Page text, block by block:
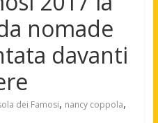
nomade
davanti
dei Famosi, nancy coppola,